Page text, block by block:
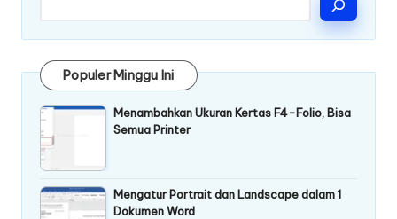
Populer Minggu Ini
Menambahkan Ukuran Kertas F4-Folio, Bisa
Semua Printer
Mengatur Portrait dan Landscape dalam 1
Dokumen Word